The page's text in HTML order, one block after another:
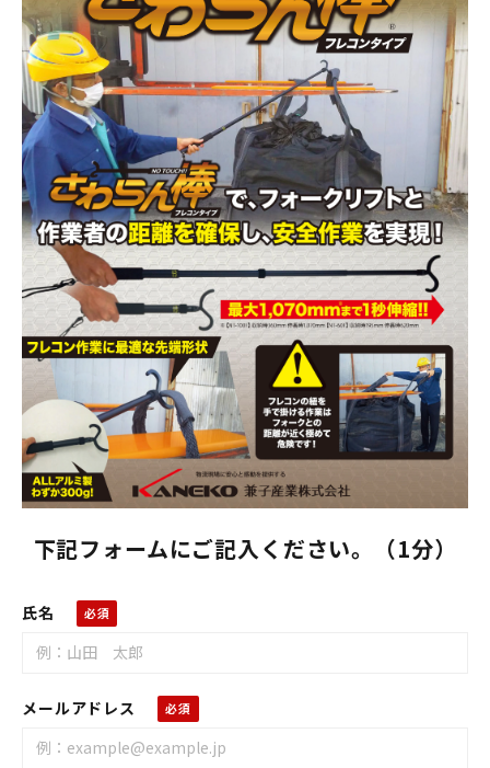
下記フォームにご記入ください。（1分）
氏名
メールアドレス